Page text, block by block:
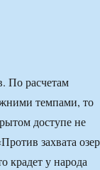
По расчетам
темпами, то
доступе не
захвата
крадет у народа